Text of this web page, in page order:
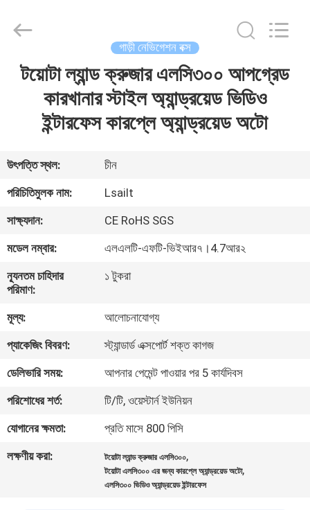
বাড়ি
ভিডিও
সম্পর্কে
কারখানা
মান
নিয়ন্ত্রণ
করুন
Electron
Co.,Ltd.
Reserved.
গাড়ী নেভিগেশন বক্স
টয়োটা ল্যান্ড ক্রুজার এলসি৩০০ আপগ্রেড
কারখানার স্টাইল অ্যান্ড্রয়েড ভিডিও
ইন্টারফেস কারপ্লে অ্যান্ড্রয়েড অটো
উৎপত্তি স্থল:
চীন
পরিচিতিমুলক নাম:
Lsailt
সাক্ষ্যদান:
CE RoHS SGS
মডেল নম্বার:
এলএলটি-এফটি-ভিইআর৭।4.7আর২
ন্যূনতম চাহিদার
পরিমাণ:
১ টুকরা
মূল্য:
আলোচনাযোগ্য
প্যাকেজিং বিবরণ:
স্ট্যান্ডার্ড এক্সপোর্ট শক্ত কাগজ
ডেলিভারি সময়:
আপনার পেমেন্ট পাওয়ার পর 5 কার্যদিবস
পরিশোধের শর্ত:
টি/টি, ওয়েস্টার্ন ইউনিয়ন
যোগানের ক্ষমতা:
প্রতি মাসে 800 পিসি
লক্ষণীয় করা:
টয়োটা ল্যান্ড ক্রুজার এলসি৩০০,
টয়োটা এলসি৩০০ এর জন্য কারপ্লে অ্যান্ড্রয়েড অটো,
এলসি৩০০ ভিডিও অ্যান্ড্রয়েড ইন্টারফেস